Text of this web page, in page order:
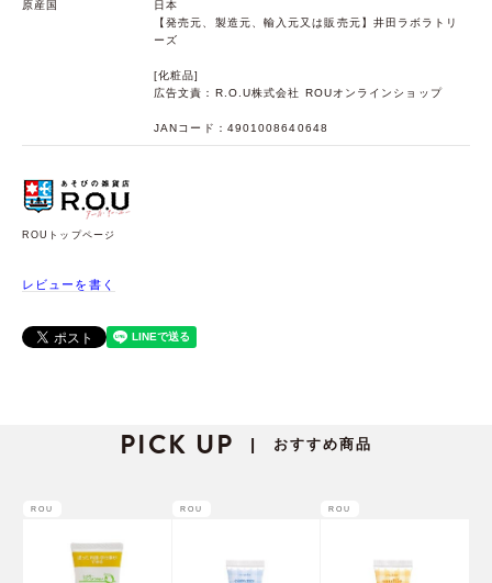
原産国
日本
【発売元、製造元、輸入元又は販売元】井田ラボラトリ
ーズ
[化粧品]
広告文責：R.O.U株式会社 ROUオンラインショップ
JANコード：4901008640648
ROUトップページ
レビューを書く
PICK UP | おすすめ商品
ROU ROU ROU